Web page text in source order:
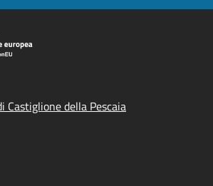
Castiglione della Pescaia